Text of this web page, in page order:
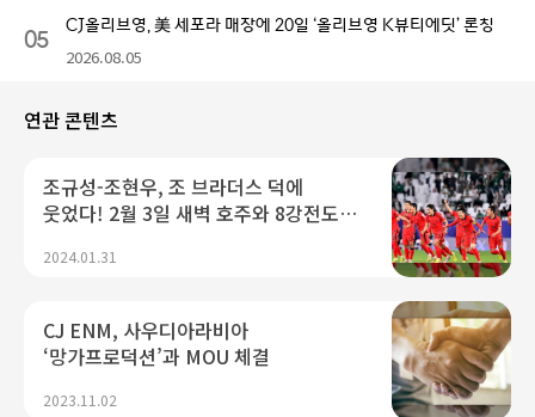
05 CJ올리브영, 美 세포라 매장에 20일 ‘올리브영 K뷰티에딧’ 론칭
2026.08.05
연관 콘텐츠
조규성-조현우, 조 브라더스 덕에
웃었다! 2월 3일 새벽 호주와 8강전도
2024.01.31
CJ ENM, 사우디아라비아
‘망가프로덕션’과 MOU 체결
2023.11.02